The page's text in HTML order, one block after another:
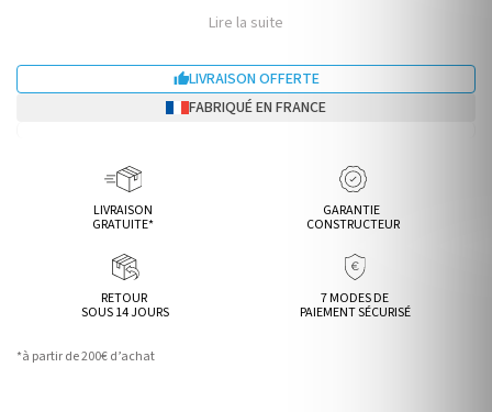
Lire la suite
LIVRAISON OFFERTE
FABRIQUÉ EN FRANCE
LIVRAISON
GRATUITE*
GARANTIE
CONSTRUCTEUR
RETOUR
SOUS 14 JOURS
7 MODES DE
PAIEMENT SÉCURISÉ
*à partir de 200€ d’achat